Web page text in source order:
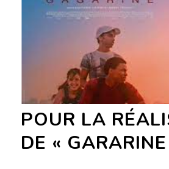
POUR LA
DE «